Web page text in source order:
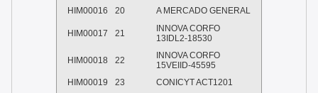
HIM00016
20 A MERCADO GENERAL
HIM00017 21
INNOVA CORFO
13IDL2-18530
HIM00018 22
INNOVA CORFO
15VEIID-45595
HIM00019
23
CONICYT ACT1201